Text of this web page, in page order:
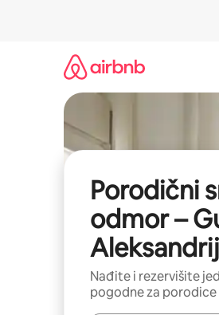
Porodični
odmor –
Nađite i rezervišite
pogodne za porodice